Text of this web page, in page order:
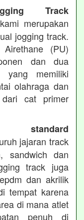
Track
merupakan
jogging track.
(PU)
dan dua
yang memiliki
olahraga dan
dari cat primer
jajaran track
sandwich dan
track juga
dan akrilik
tempat karena
di mana atlet
penuh di